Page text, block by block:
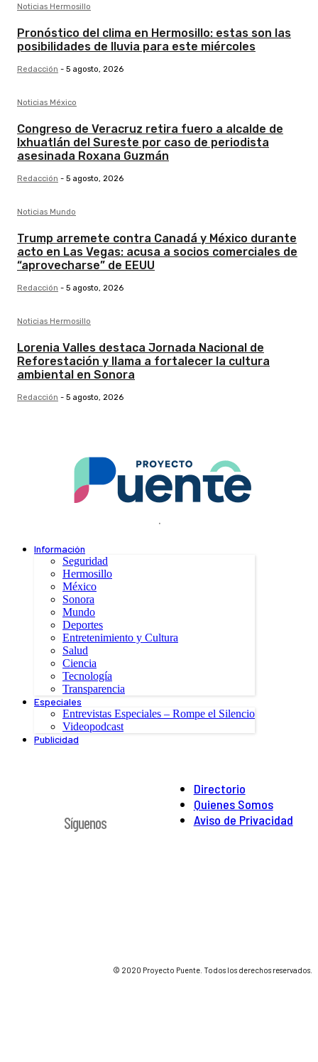
Noticias Hermosillo
Pronóstico del clima en Hermosillo: estas son las
posibilidades de lluvia para este miércoles
Redacción - 5 agosto, 2026
Noticias México
Congreso de Veracruz retira fuero a alcalde de
Ixhuatlán del Sureste por caso de periodista
asesinada Roxana Guzmán
Redacción - 5 agosto, 2026
Noticias Mundo
Trump arremete contra Canadá y México durante
acto en Las Vegas: acusa a socios comerciales de
“aprovecharse” de EEUU
Redacción - 5 agosto, 2026
Noticias Hermosillo
Lorenia Valles destaca Jornada Nacional de
Reforestación y llama a fortalecer la cultura
ambiental en Sonora
Redacción - 5 agosto, 2026
.
Información
Seguridad
Hermosillo
México
Sonora
Mundo
Deportes
Entretenimiento y Cultura
Salud
Ciencia
Tecnología
Transparencia
Especiales
Entrevistas Especiales – Rompe el Silencio
Videopodcast
Publicidad
Directorio
Quienes Somos
Aviso de Privacidad
Síguenos
© 2020 Proyecto Puente. Todos los derechos reservados.